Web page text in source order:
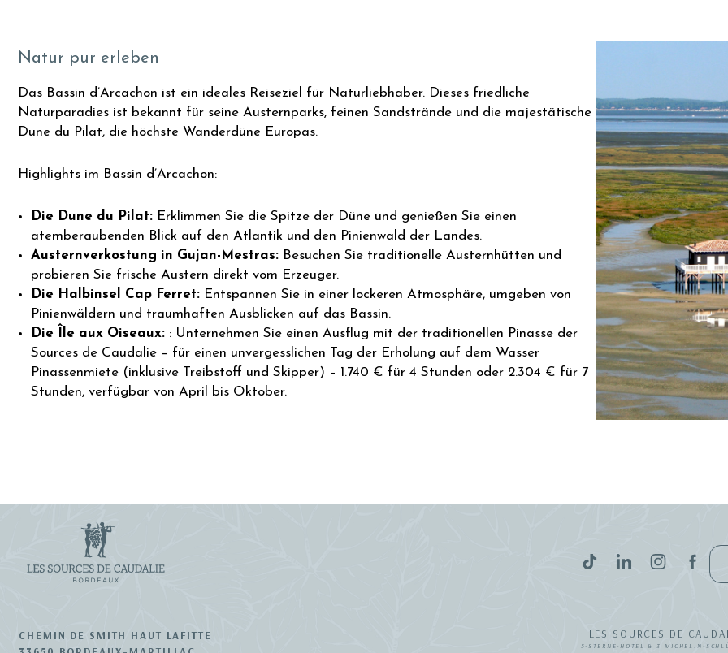
Natur pur erleben
Das Bassin d’Arcachon ist ein ideales Reiseziel für Naturliebhaber. Dieses friedliche
Naturparadies ist bekannt für seine Austernparks, feinen Sandstrände und die majestätische
Dune du Pilat, die höchste Wanderdüne Europas.
Highlights im Bassin d’Arcachon:
Die Dune du Pilat:Erklimmen Sie die Spitze der Düne und genießen Sie einen
atemberaubenden Blick auf den Atlantik und den Pinienwald der Landes.
Austernverkostung in Gujan-Mestras:Besuchen Sie traditionelle Austernhütten und
probieren Sie frische Austern direkt vom Erzeuger.
Die Halbinsel Cap Ferret:Entspannen Sie in einer lockeren Atmosphäre, umgeben von
Pinienwäldern und traumhaften Ausblicken auf das Bassin.
Die Île aux Oiseaux:: Unternehmen Sie einen Ausflug mit der traditionellen Pinasse der
Sources de Caudalie – für einen unvergesslichen Tag der Erholung auf dem Wasser
Pinassenmiete (inklusive Treibstoff und Skipper) – 1.740 € für 4 Stunden oder 2.304 € für 7
Stunden, verfügbar von April bis Oktober.
CHEMIN DE SMITH HAUT LAFITTE
LES SOURCES DE
5-STERNE-HOTEL & 3 MICHELIN-